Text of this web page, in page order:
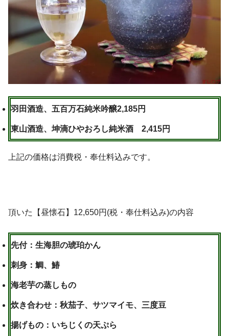
羽田酒造、五百万石純米吟醸2,185円
東山酒造、坤滴ひやおろし純米酒 2,415円
上記の価格は消費税・奉仕料込みです。
頂いた【昼懐石】12,650円(税・奉仕料込み)の内容
先付：生海胆の琥珀かん
刺身：鯛、鰆
海老芋の蒸しもの
炊き合わせ：秋茄子、サツマイモ、三度豆
揚げもの：いちじくの天ぷら